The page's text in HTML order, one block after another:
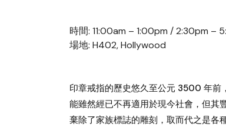
時間: 11:00am – 1:00pm / 2:30pm –
場地: H402, Hollywood
印章戒指的歷史悠久至公元 3500 年前
能雖然經已不再適用於現今社會，但其
棄除了家族標誌的雕刻，取而代之是各